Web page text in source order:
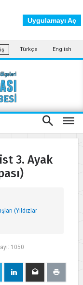
Türkçe English
3. Ayak
(Yıldızlar
1050
Uygulamayı Aç